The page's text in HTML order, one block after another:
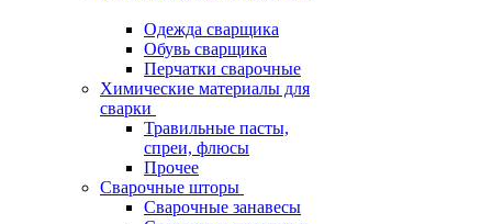
Одежда сварщика
Обувь сварщика
Перчатки сварочные
Химические материалы для
сварки
Травильные пасты,
спреи, флюсы
Прочее
Сварочные шторы
Сварочные занавесы